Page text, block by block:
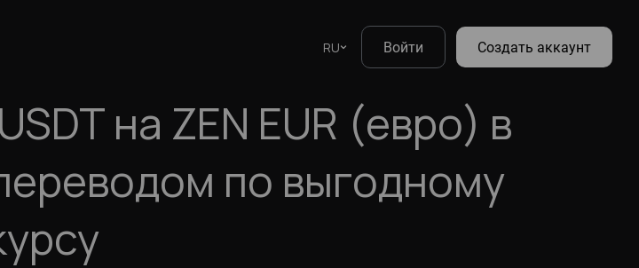
RU Войти Создать аккаунт
на ZEN EUR (евро) в
по выгодному